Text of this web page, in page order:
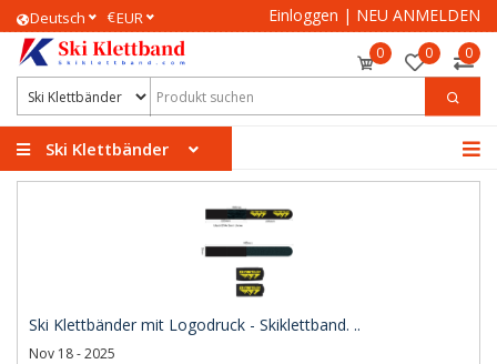
Deutsch €EUR Einloggen | NEU ANMELDEN
0 0 0
Ski Klettbänder
Ski Klettbänder mit Logodruck - Skiklettband. ..
Nov 18 - 2025